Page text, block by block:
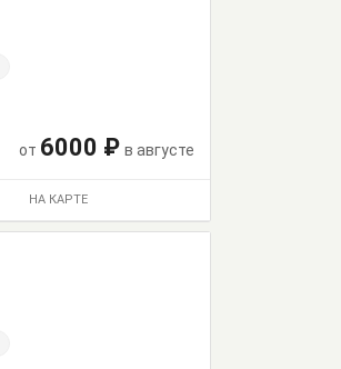
от 6000 ₽ в августе
НА КАРТЕ